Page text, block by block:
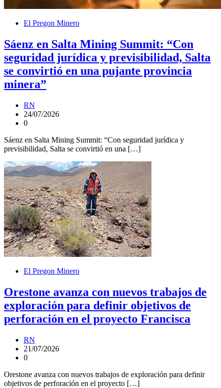
El Pregon Minero
Sáenz en Salta Mining Summit: “Con
seguridad jurídica y previsibilidad, Salta
se convirtió en una pujante provincia
minera”
RN
24/07/2026
0
Sáenz en Salta Mining Summit: “Con seguridad jurídica y
previsibilidad, Salta se convirtió en una […]
El Pregon Minero
Orestone avanza con nuevos trabajos de
exploración para definir objetivos de
perforación en el proyecto Francisca
RN
21/07/2026
0
Orestone avanza con nuevos trabajos de exploración para definir
objetivos de perforación en el proyecto […]